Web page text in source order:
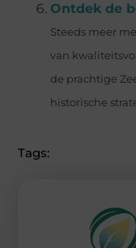
Ontdek de
Steeds meer
van
de prachtige
historische
Tags: